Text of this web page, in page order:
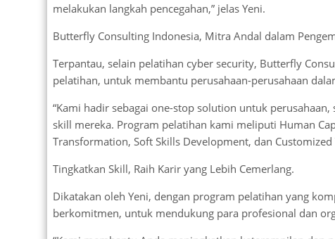
melakukan langkah pencegahan,” jelas Yeni.
Butterfly Consulting Indonesia, Mitra Andal dalam
Terpantau, selain pelatihan cyber security, Butterfly
pelatihan, untuk membantu perusahaan-perusahaan
“Kami hadir sebagai one-stop solution untuk
skill mereka. Program pelatihan kami meliputi Human
Transformation, Soft Skills Development, dan Customized
Tingkatkan Skill, Raih Karir yang Lebih Cemerlang.
Dikatakan oleh Yeni, dengan program pelatihan yang
berkomitmen, untuk mendukung para profesional dan